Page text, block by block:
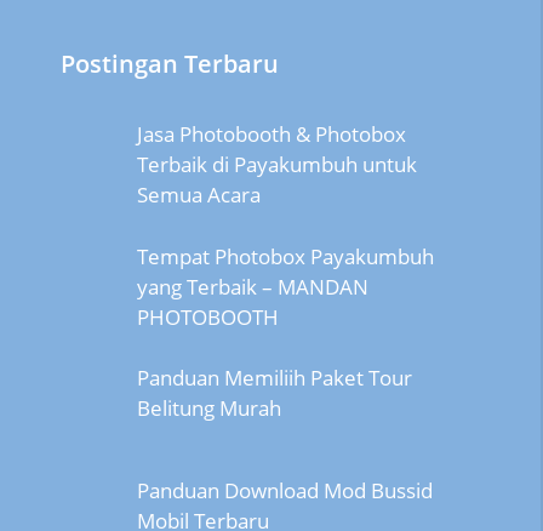
Postingan Terbaru
Jasa Photobooth & Photobox
Terbaik di Payakumbuh untuk
Semua Acara
Tempat Photobox Payakumbuh
yang Terbaik – MANDAN
PHOTOBOOTH
Panduan Memiliih Paket Tour
Belitung Murah
Panduan Download Mod Bussid
Mobil Terbaru